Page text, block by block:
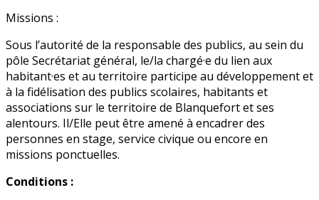
Missions :
Sous l’autorité de la responsable des publics, au sein du
pôle Secrétariat général, le/la chargé·e du lien aux
habitant·es et au territoire participe au développement et
à la fidélisation des publics scolaires, habitants et
associations sur le territoire de Blanquefort et ses
alentours. Il/Elle peut être amené à encadrer des
personnes en stage, service civique ou encore en
missions ponctuelles.
Conditions :